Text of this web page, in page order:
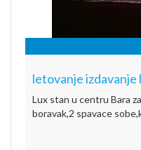
letovanje izdavanje
Lux stan u centru Bara
boravak,2 spavace